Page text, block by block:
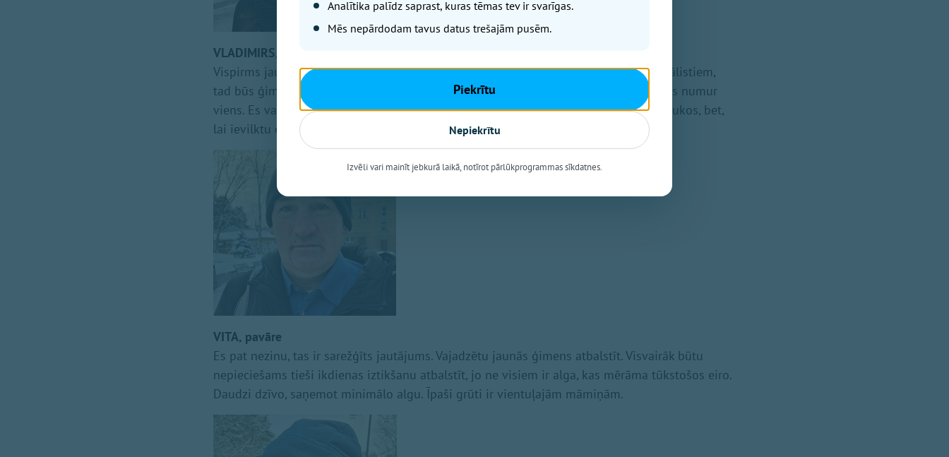
VLADIMIRS, meliorators
Vispirms jaunajām ģimenēm ir jādod darbs un jānodrošina dzīvošana, vismaz speciālistiem,
tad būs ģimenes, būs bērniņi. Vispirms ģimenei ir jābūt, kur dzīvot, – tas ir jautājums numur
viens. Es varu pastāstīt savas meitas piemēru. Viņi kā jauna ģimene nopirka māju laukos, bet,
lai ievilktu elektrību, ir jāmaksā 14 000 eiro. Kur viņiem tāda nauda?!
VITA, pavāre
Es pat nezinu, tas ir sarežģīts jautājums. Vajadzētu jaunās ģimens atbalstīt. Visvairāk būtu
nepieciešams tieši ikdienas iztikšanu atbalstīt, jo ne visiem ir alga, kas mērāma tūkstošos eiro.
Daudzi dzīvo, saņemot minimālo algu. Īpaši grūti ir vientuļajām māmiņām.
Analītika palīdz saprast, kuras tēmas tev ir svarīgas.
Mēs nepārdodam tavus datus trešajām pusēm.
Piekrītu
Nepiekrītu
Izvēli vari mainīt jebkurā laikā, notīrot pārlūkprogrammas sīkdatnes.